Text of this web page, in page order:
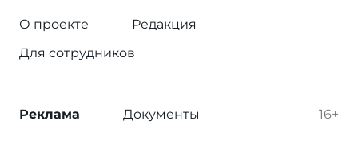
О проекте
Редакция
Для сотрудников
16+
Реклама Документы